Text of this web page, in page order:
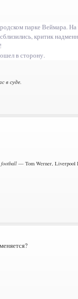
парке Веймара.
критик
в сторону.
в суде.
football — Tom Werner, Liverpool